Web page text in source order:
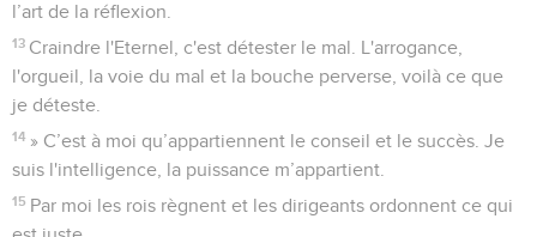
l’art de la réflexion.
13 Craindre l'Eternel, c'est détester le mal. L'arrogance,
l'orgueil, la voie du mal et la bouche perverse, voilà ce que
je déteste.
14 » C’est à moi qu’appartiennent le conseil et le succès. Je
suis l'intelligence, la puissance m’appartient.
15 Par moi les rois règnent et les dirigeants ordonnent ce qui